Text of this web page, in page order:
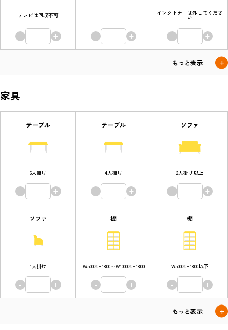
テレビは回収不可
- + - +
インクトナーは外してくださ
い
- +
家具
テーブル
6人掛け
- +
テーブル
4人掛け
- +
ソファ
2人掛け以上
- +
ソファ
1人掛け
- +
棚
W500×H1800～W1000×H1800
- +
棚
W500×H1800以下
- +